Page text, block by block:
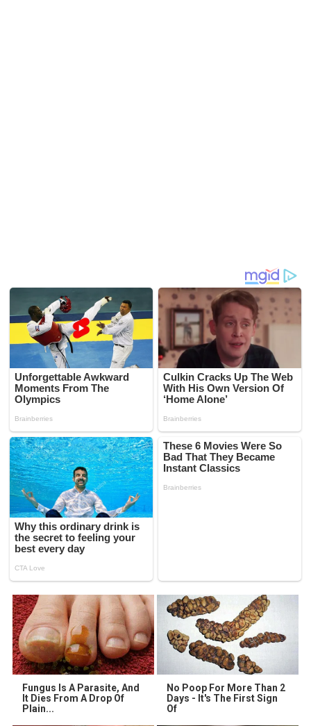
Fungus Is A Parasite, And
It Dies From A Drop Of
Plain...
No Poop For More Than 2
Days - It's The First Sign
Of